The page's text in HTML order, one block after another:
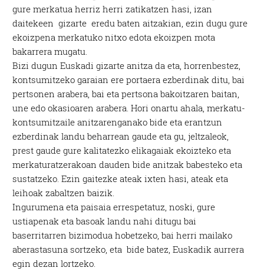
gure merkatua herriz herri zatikatzen hasi, izan
daitekeen gizarte eredu baten aitzakian, ezin dugu gure
ekoizpena merkatuko nitxo edota ekoizpen mota
bakarrera mugatu.
Bizi dugun Euskadi gizarte anitza da eta, horrenbestez,
kontsumitzeko garaian ere portaera ezberdinak ditu, bai
pertsonen arabera, bai eta pertsona bakoitzaren baitan,
une edo okasioaren arabera. Hori onartu ahala, merkatu-
kontsumitzaile anitzarenganako bide eta erantzun
ezberdinak landu beharrean gaude eta gu, jeltzaleok,
prest gaude gure kalitatezko elikagaiak ekoizteko eta
merkaturatzerakoan dauden bide anitzak babesteko eta
sustatzeko. Ezin gaitezke ateak ixten hasi, ateak eta
leihoak zabaltzen baizik.
Ingurumena eta paisaia errespetatuz, noski, gure
ustiapenak eta basoak landu nahi ditugu bai
baserritarren bizimodua hobetzeko, bai herri mailako
aberastasuna sortzeko, eta bide batez, Euskadik aurrera
egin dezan lortzeko.